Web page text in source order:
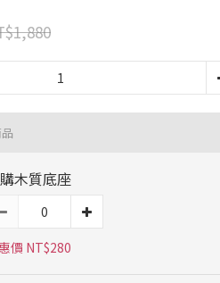
木質底座
價 NT$280